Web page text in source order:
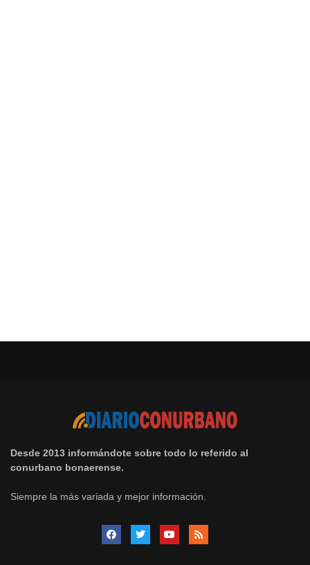
Desde 2013 informándote sobre todo lo referido al
conurbano bonaerense.
Siempre la más variada y mejor información.